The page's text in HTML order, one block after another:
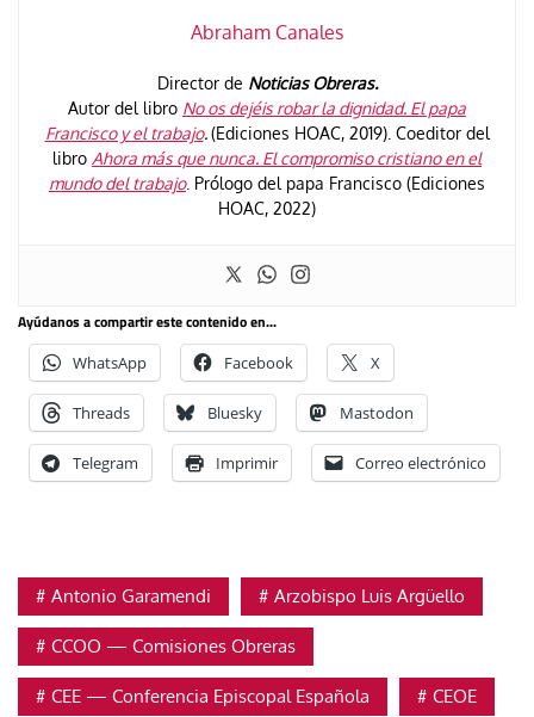
Abraham Canales
Director de Noticias Obreras.
Autor del libro No os dejéis robar la dignidad. El papa
Francisco y el trabajo.(Ediciones HOAC, 2019). Coeditor del
libro Ahora más que nunca. El compromiso cristiano en el
mundo del trabajo. Prólogo del papa Francisco (Ediciones
HOAC, 2022)
Ayúdanos a compartir este contenido en...
WhatsApp Facebook X
Threads Bluesky Mastodon
Telegram Imprimir Correo electrónico
Antonio Garamendi Arzobispo Luis Argüello
CCOO — Comisiones Obreras
CEE — Conferencia Episcopal Española CEOE